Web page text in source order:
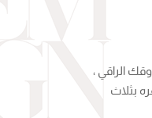
الراقي ،
بثلاث